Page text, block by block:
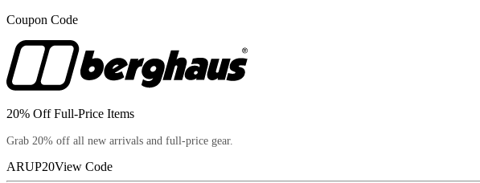
Coupon Code
20% Off Full-Price Items
Grab 20% off all new arrivals and full-price gear.
ARUP20View Code